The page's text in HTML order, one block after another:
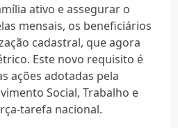
ativo e assegurar o
mensais, os beneficiários
cadastral, que agora
Este novo requisito é
ações adotadas pela
Social, Trabalho e
tarefa nacional.